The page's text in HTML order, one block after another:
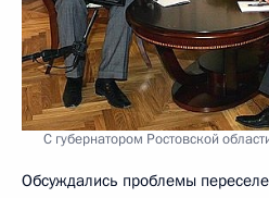
С губернатором Ростовской
Обсуждались проблемы